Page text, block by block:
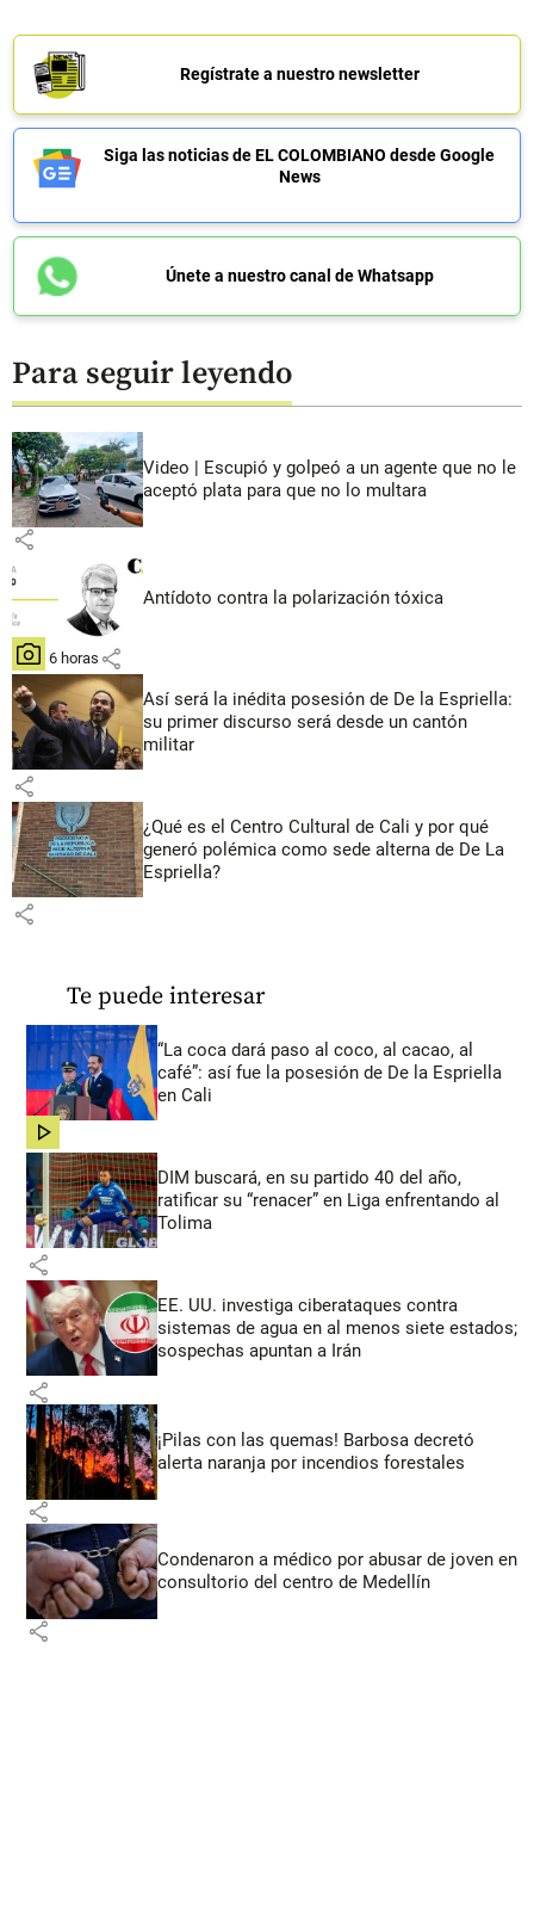
Regístrate a nuestro newsletter
Siga las noticias de EL COLOMBIANO desde Google
News
Únete a nuestro canal de Whatsapp
Para seguir leyendo
Video | Escupió y golpeó a un agente que no le
aceptó plata para que no lo multara
share
Antídoto contra la polarización tóxica
hace 6 horas share
Así será la inédita posesión de De la Espriella:
su primer discurso será desde un cantón
militar
share
¿Qué es el Centro Cultural de Cali y por qué
generó polémica como sede alterna de De La
Espriella?
share
Te puede interesar
“La coca dará paso al coco, al cacao, al
café”: así fue la posesión de De la Espriella
en Cali
share
DIM buscará, en su partido 40 del año,
ratificar su “renacer” en Liga enfrentando al
Tolima
share
EE. UU. investiga ciberataques contra
sistemas de agua en al menos siete estados;
sospechas apuntan a Irán
share
¡Pilas con las quemas! Barbosa decretó
alerta naranja por incendios forestales
share
Condenaron a médico por abusar de joven en
consultorio del centro de Medellín
share